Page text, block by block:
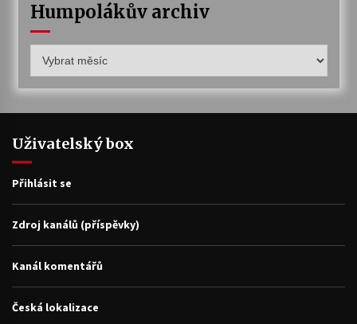
Humpolákův archiv
archiv
Uživatelský box
Přihlásit se
Zdroj kanálů (příspěvky)
Kanál komentářů
Česká lokalizace